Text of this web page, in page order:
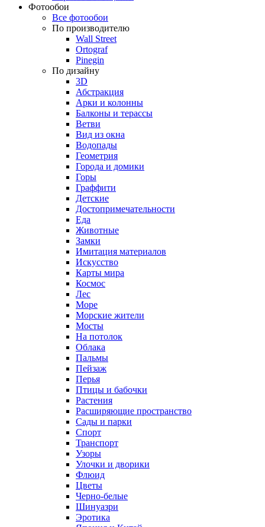
Фотообои
Все фотообои
По производителю
Wall Street
Ortograf
Pinegin
По дизайну
3D
Абстракция
Арки и колонны
Балконы и терассы
Ветви
Вид из окна
Водопады
Геометрия
Города и домики
Горы
Граффити
Детские
Достопримечательности
Еда
Животные
Замки
Имитация материалов
Искусство
Карты мира
Космос
Лес
Море
Морские жители
Мосты
На потолок
Облака
Пальмы
Пейзаж
Перья
Птицы и бабочки
Растения
Расширяющие пространство
Сады и парки
Спорт
Транспорт
Узоры
Улочки и дворики
Флюид
Цветы
Черно-белые
Шинуазри
Эротика